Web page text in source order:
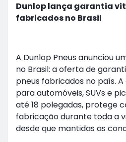
Dunlop lança garantia
fabricados no Brasil
A Dunlop Pneus anunciou
no Brasil: a oferta de
pneus fabricados no país.
para automóveis, SUVs e
até 18 polegadas, protege
fabricação durante toda a
desde que mantidas as